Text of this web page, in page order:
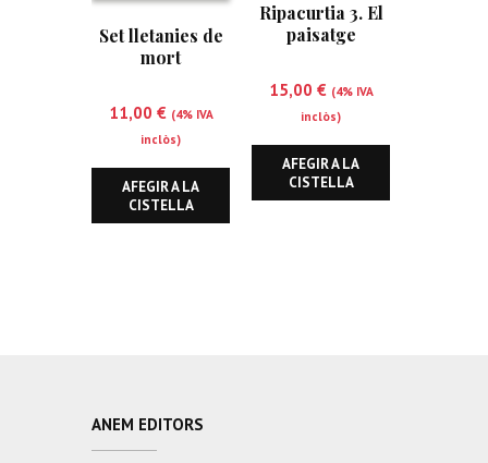
Set lletanies de
mort
11,00 € (4% IVA
inclòs)
AFEGIR A LA
CISTELLA
Ripacurtia 3. El
paisatge
15,00 € (4% IVA
inclòs)
AFEGIR A LA
CISTELLA
ANEM EDITORS